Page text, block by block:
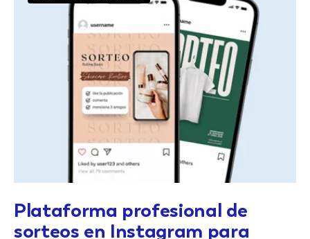
Plataforma profesional de
sorteos en Instagram para